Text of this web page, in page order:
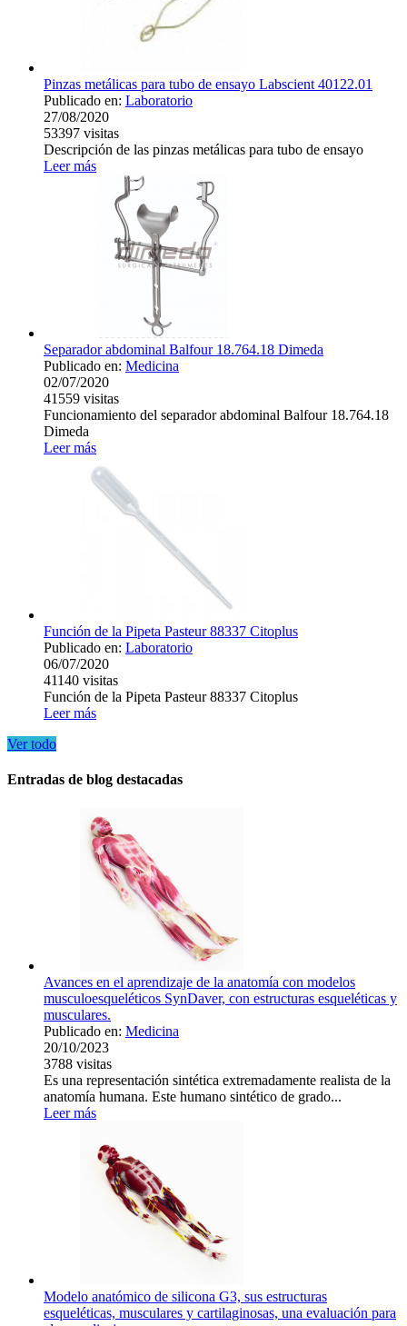
Pinzas metálicas para tubo de ensayo Labscient 40122.01
Publicado en: Laboratorio
27/08/2020
53397 visitas
Descripción de las pinzas metálicas para tubo de ensayo
Leer más
Separador abdominal Balfour 18.764.18 Dimeda
Publicado en: Medicina
02/07/2020
41559 visitas
Funcionamiento del separador abdominal Balfour 18.764.18
Dimeda
Leer más
Función de la Pipeta Pasteur 88337 Citoplus
Publicado en: Laboratorio
06/07/2020
41140 visitas
Función de la Pipeta Pasteur 88337 Citoplus
Leer más
Ver todo
Entradas de blog destacadas
Avances en el aprendizaje de la anatomía con modelos
musculoesqueléticos SynDaver, con estructuras esqueléticas y
musculares.
Publicado en: Medicina
20/10/2023
3788 visitas
Es una representación sintética extremadamente realista de la
anatomía humana. Este humano sintético de grado...
Leer más
Modelo anatómico de silicona G3, sus estructuras
esqueléticas, musculares y cartilaginosas, una evaluación para